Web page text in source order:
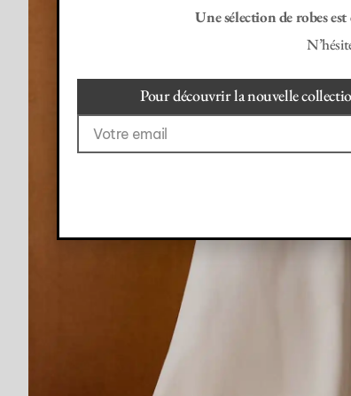
Une sélection de robes
Pour découvrir la nouvelle